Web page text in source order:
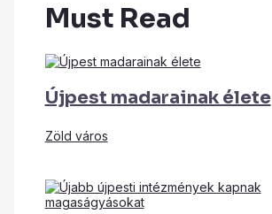
Must Read
Újpest madarainak élete
Zöld város